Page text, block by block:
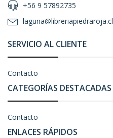
+56 9 57892735
laguna@libreriapiedraroja.cl
SERVICIO AL CLIENTE
Contacto
CATEGORÍAS DESTACADAS
Contacto
ENLACES RÁPIDOS